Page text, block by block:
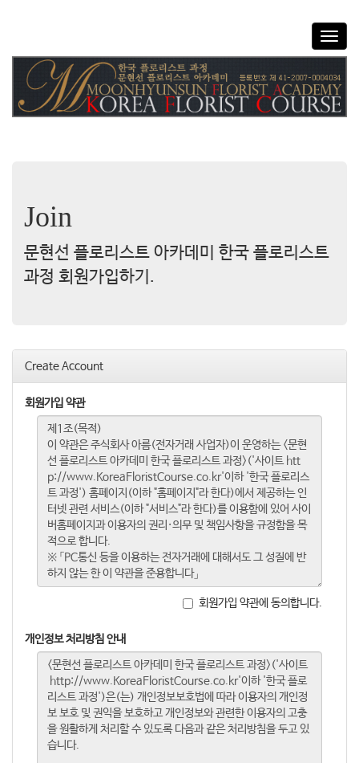
T
o
g
l
e
Join
문현선 플로리스트 아카데미 한국 플로리스트
과정 회원가입하기.
Create Account
회원가입 약관
회원가입 약관에 동의합니다.
개인정보 처리방침 안내